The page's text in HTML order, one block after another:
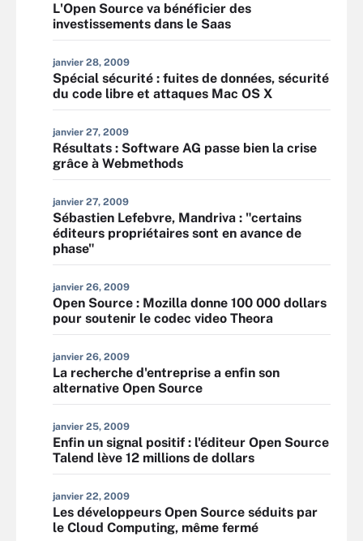
L'Open Source va bénéficier des
investissements dans le Saas
janvier 28, 2009
Spécial sécurité : fuites de données, sécurité
du code libre et attaques Mac OS X
janvier 27, 2009
Résultats : Software AG passe bien la crise
grâce à Webmethods
janvier 27, 2009
Sébastien Lefebvre, Mandriva : "certains
éditeurs propriétaires sont en avance de
phase"
janvier 26, 2009
Open Source : Mozilla donne 100 000 dollars
pour soutenir le codec video Theora
janvier 26, 2009
La recherche d'entreprise a enfin son
alternative Open Source
janvier 25, 2009
Enfin un signal positif : l'éditeur Open Source
Talend lève 12 millions de dollars
janvier 22, 2009
Les développeurs Open Source séduits par
le Cloud Computing, même fermé